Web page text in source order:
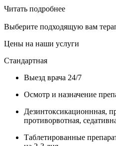
Читать подробнее
Выберите подходящую вам
Цены на наши услуги
Стандартная
Выезд врача 24/7
Осмотр и назначение
Дезинтоксикационнная,
противорвотная,
Таблетированные